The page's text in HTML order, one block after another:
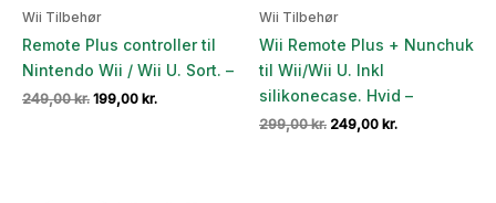
Wii Tilbehør
Remote Plus controller til
Nintendo Wii / Wii U. Sort. –
249,00kr. Den
199,00 kr.Den
Wii Tilbehør
Wii Remote Plus + Nunchuk
til Wii/Wii U. Inkl
silikonecase. Hvid –
299,00kr. Den
249,00 kr.Den